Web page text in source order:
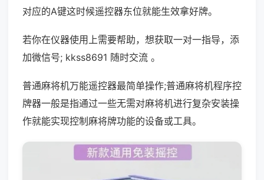
对应的A键这时候遥控器东位就能生效拿好牌。
若你在仪器使用上需要帮助，想获取一对一指导，添
加微信号; kkss8691 随时交流 。
普通麻将机万能遥控器最简单操作;普通麻将机程序控
牌器一般是指通过一些无需对麻将机进行复杂安装操
作就能实现控制麻将牌功能的设备或工具。